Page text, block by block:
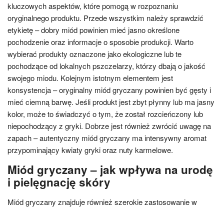
kluczowych aspektów, które pomogą w rozpoznaniu
oryginalnego produktu. Przede wszystkim należy sprawdzić
etykietę – dobry miód powinien mieć jasno określone
pochodzenie oraz informacje o sposobie produkcji. Warto
wybierać produkty oznaczone jako ekologiczne lub te
pochodzące od lokalnych pszczelarzy, którzy dbają o jakość
swojego miodu. Kolejnym istotnym elementem jest
konsystencja – oryginalny miód gryczany powinien być gęsty i
mieć ciemną barwę. Jeśli produkt jest zbyt płynny lub ma jasny
kolor, może to świadczyć o tym, że został rozcieńczony lub
niepochodzący z gryki. Dobrze jest również zwrócić uwagę na
zapach – autentyczny miód gryczany ma intensywny aromat
przypominający kwiaty gryki oraz nuty karmelowe.
Miód gryczany – jak wpływa na urodę
i pielęgnację skóry
Miód gryczany znajduje również szerokie zastosowanie w